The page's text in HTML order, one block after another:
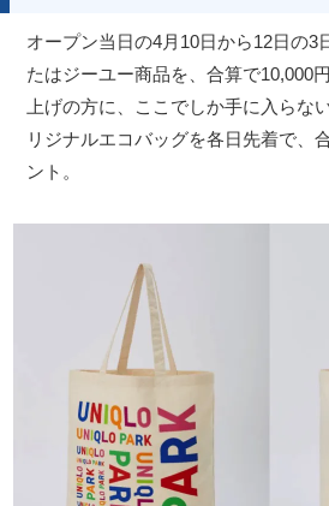
オープン当日の4月10日から12日の3
たはジーユー商品を、合算で10,000
上げの方に、ここでしか手に入らな
リジナルエコバッグを各日先着で、
ント。